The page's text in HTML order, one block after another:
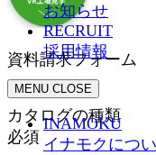
お知らせ
RECRUIT
採用情報
MENU CLOSE
INAMOKU
イナモクにつ
資料請求フォーム
カタログの種類
必須